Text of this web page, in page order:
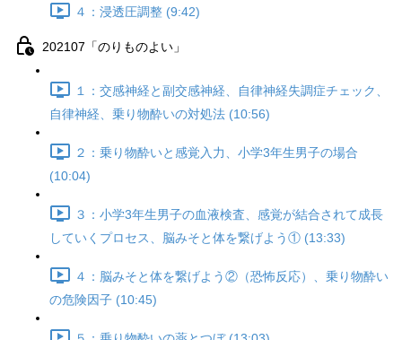
４：浸透圧調整 (9:42)
202107「のりものよい」
１：交感神経と副交感神経、自律神経失調症チェック、
自律神経、乗り物酔いの対処法 (10:56)
２：乗り物酔いと感覚入力、小学3年生男子の場合
(10:04)
３：小学3年生男子の血液検査、感覚が結合されて成長
していくプロセス、脳みそと体を繋げよう① (13:33)
４：脳みそと体を繋げよう②（恐怖反応）、乗り物酔い
の危険因子 (10:45)